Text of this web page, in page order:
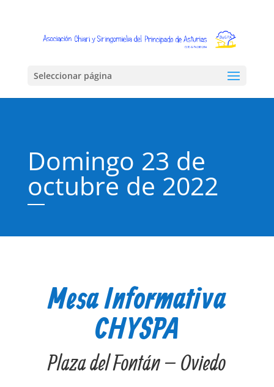
Seleccionar página
Domingo 23 de
octubre de 2022
Mesa Informativa
CHYSPA
Plaza del Fontán – Oviedo